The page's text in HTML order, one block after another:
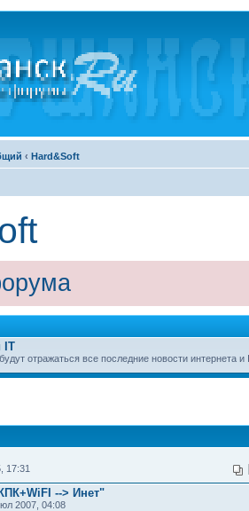
‹ Hard&Soft
IT
отражаться все последние новости интернета и
17:31
--> Инет"
2007, 04:08